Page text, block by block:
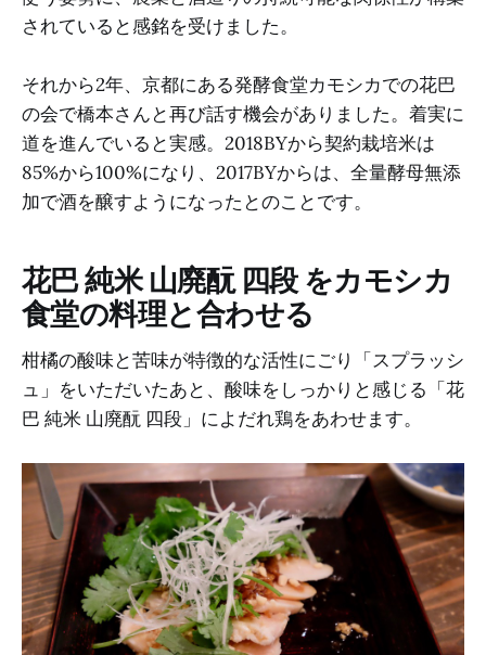
されていると感銘を受けました。
それから2年、京都にある発酵食堂カモシカでの花巴
の会で橋本さんと再び話す機会がありました。着実に
道を進んでいると実感。2018BYから契約栽培米は
85%から100%になり、2017BYからは、全量酵母無添
加で酒を醸すようになったとのことです。
花巴 純米 山廃酛 四段 をカモシカ
食堂の料理と合わせる
柑橘の酸味と苦味が特徴的な活性にごり「スプラッシ
ュ」をいただいたあと、酸味をしっかりと感じる「花
巴 純米 山廃酛 四段」によだれ鶏をあわせます。